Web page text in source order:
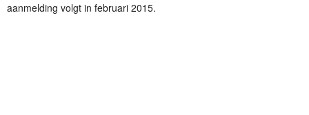
aanmelding volgt in februari 2015.